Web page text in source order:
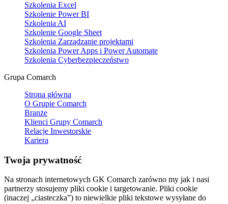
Szkolenia Excel
Szkolenie Power BI
Szkolenia AI
Szkolenie Google Sheet
Szkolenia Zarządzanie projektami
Szkolenia Power Apps i Power Automate
Szkolenia Cyberbezpieczeństwo
Grupa Comarch
Strona główna
O Grupie Comarch
Branże
Klienci Grupy Comarch
Relacje Inwestorskie
Kariera
Twoja prywatność
Na stronach internetowych GK Comarch zarówno my jak i nasi
partnerzy stosujemy pliki cookie i targetowanie. Pliki cookie
(inaczej „ciasteczka”) to niewielkie pliki tekstowe wysyłane do